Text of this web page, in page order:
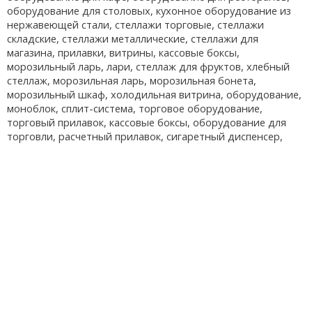
оборудование для столовых, кухонное оборудование из
нержавеющей стали, стеллажи торговые, стеллажи
складские, стеллажи металлические, стеллажи для
магазина, прилавки, витрины, кассовые боксы,
морозильный ларь, лари, стеллаж для фруктов, хлебный
стеллаж, морозильная ларь, морозильная бонета,
морозильный шкаф, холодильная витрина, оборудование,
моноблок, сплит-система, торговое оборудование,
торговый прилавок, кассовые боксы, оборудование для
торговли, расчетный прилавок, сигаретный диспенсер,